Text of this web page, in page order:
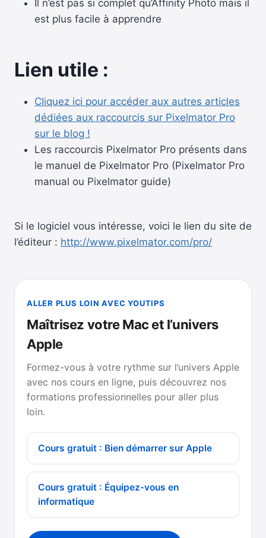
Il n’est pas si complet qu’Affinity Photo mais il
est plus facile à apprendre
Lien utile :
Cliquez ici pour accéder aux autres articles
dédiées aux raccourcis sur Pixelmator Pro
sur le blog !
Les raccourcis Pixelmator Pro présents dans
le manuel de Pixelmator Pro (Pixelmator Pro
manual ou Pixelmator guide)
Si le logiciel vous intéresse, voici le lien du site de
l’éditeur : http://www.pixelmator.com/pro/
ALLER PLUS LOIN AVEC YOUTIPS
Maîtrisez votre Mac et l’univers
Apple
Formez-vous à votre rythme sur l’univers Apple
avec nos cours en ligne, puis découvrez nos
formations professionnelles pour aller plus
loin.
Cours gratuit : Bien démarrer sur Apple
Cours gratuit : Équipez-vous en
informatique